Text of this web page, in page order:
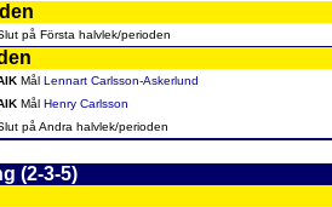
på Första halvlek/perioden
Mål Lennart Carlsson-Askerlund
Mål Henry Carlsson
på Andra halvlek/perioden
(2-3-5)